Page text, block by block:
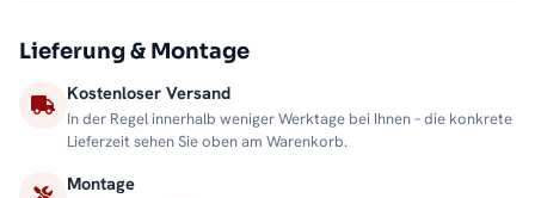
Lieferung & Montage
Kostenloser Versand
In der Regel innerhalb weniger Werktage bei Ihnen – die konkrete
Lieferzeit sehen Sie oben am Warenkorb.
Montage